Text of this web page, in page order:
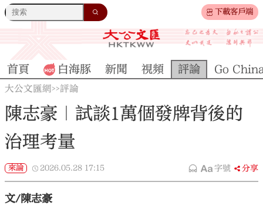
下載客戶端
首頁 白海豚 新聞 視頻 評論 Go
大公文匯網>>評論
陳志豪｜試談1萬個發牌背後的
治理考量
來論 2026.05.28 17:15 字號 分享
文/陳志豪